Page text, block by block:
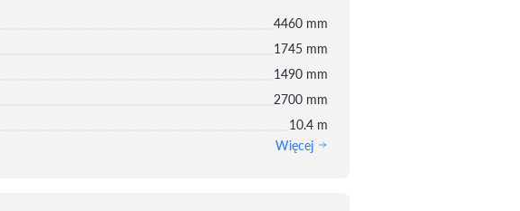
4460 mm
1745 mm
1490 mm
2700 mm
10.4 m
Więcej